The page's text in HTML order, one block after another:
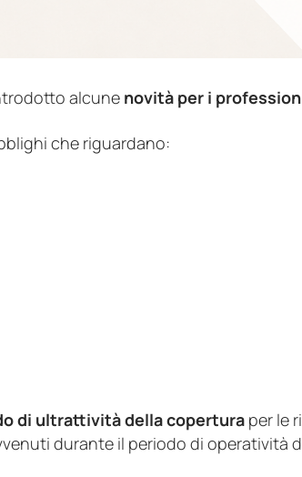
alcune novità per i
che riguardano:
di ultrattività della copertura per le
durante il periodo di operatività